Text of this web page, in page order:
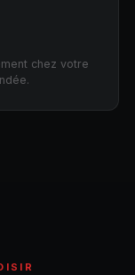
chez votre